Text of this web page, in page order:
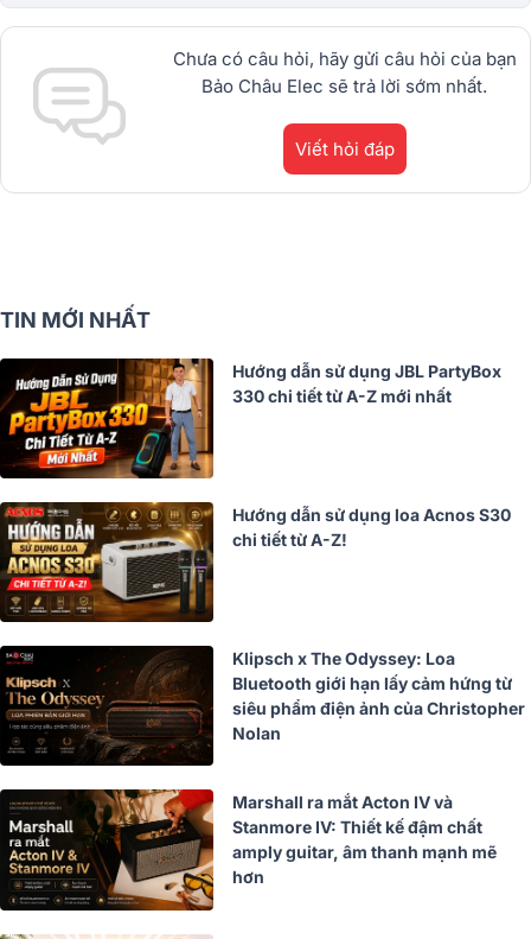
Giảm giá đến 29% ✓BH 12 tháng
Chưa có câu hỏi, hãy gửi câu hỏi của bạn
Bảo Châu Elec sẽ trả lời sớm nhất.
Viết hỏi đáp
TIN MỚI NHẤT
Hướng dẫn sử dụng JBL PartyBox
330 chi tiết từ A-Z mới nhất
Hướng dẫn sử dụng loa Acnos S30
chi tiết từ A-Z!
Klipsch x The Odyssey: Loa
Bluetooth giới hạn lấy cảm hứng từ
siêu phẩm điện ảnh của Christopher
Nolan
Marshall ra mắt Acton IV và
Stanmore IV: Thiết kế đậm chất
amply guitar, âm thanh mạnh mẽ
hơn